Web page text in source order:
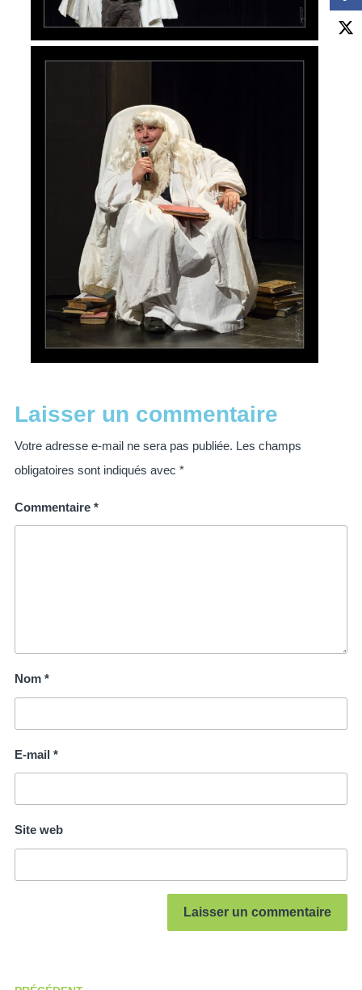
Laisser un commentaire
Votre adresse e-mail ne sera pas publiée. Les champs
obligatoires sont indiqués avec *
Commentaire *
Nom *
E-mail *
Site web